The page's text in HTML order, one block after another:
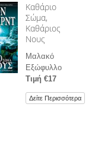
Καθάριο
Σώμα,
Καθάριος
Νους
Μαλακό
Εξώφυλλο
Τιµή €17
Δείτε Περισσότερα